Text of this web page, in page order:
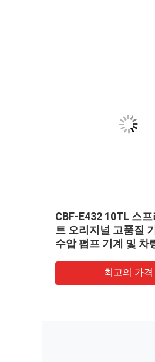
CBF-E432 10TL 스
트 오리지널 고품질
수압 펌프 기계 및 차
최고의 가격